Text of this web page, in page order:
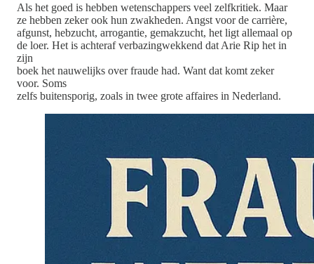
Als het goed is hebben wetenschappers veel zelfkritiek. Maar
ze hebben zeker ook hun zwakheden. Angst voor de carrière,
afgunst, hebzucht, arrogantie, gemakzucht, het ligt allemaal op
de loer. Het is achteraf verbazingwekkend dat Arie Rip het in
zijn
boek het nauwelijks over fraude had. Want dat komt zeker
voor. Soms
zelfs buitensporig, zoals in twee grote affaires in Nederland.